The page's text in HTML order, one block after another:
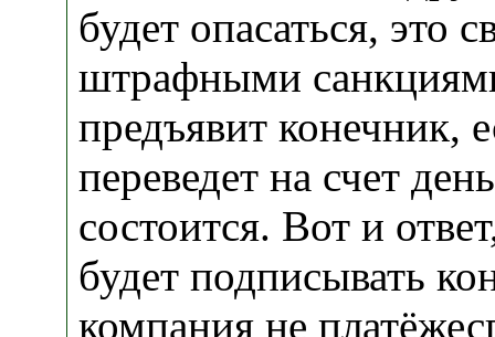
будет опасаться, это
штрафными
предъявит конечник,
переведет на счет
состоится. Вот и
будет подписывать
компания не